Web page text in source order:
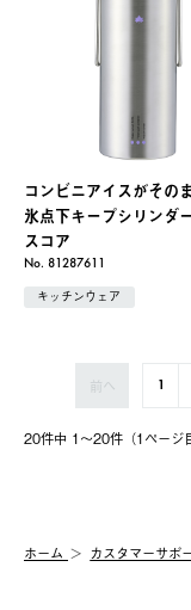
コンビニアイスがその
氷点下キープシリンダ
スコア
No. 81287611
キッチンウェア
20件中 1〜20件（1ページ
前へ 1
ホーム カスタマーサポ